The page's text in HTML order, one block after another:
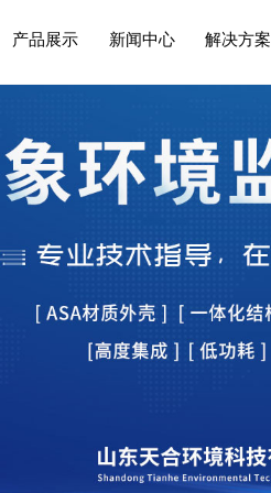
产品展示 新闻中心 解决方案